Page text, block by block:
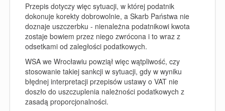
Przepis dotyczy więc sytuacji, w której podatnik
dokonuje korekty dobrowolnie, a Skarb Państwa nie
doznaje uszczerbku - nienależna podatnikowi kwota
zostaje bowiem przez niego zwrócona i to wraz z
odsetkami od zaległości podatkowych.
WSA we Wrocławiu powziął więc wątpliwość, czy
stosowanie takiej sankcji w sytuacji, gdy w wyniku
błędnej interpretacji przepisów ustawy o VAT nie
doszło do uszczuplenia należności podatkowych z
zasadą proporcjonalności.